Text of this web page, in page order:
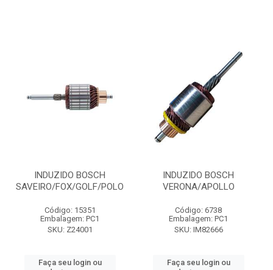
INDUZIDO BOSCH
SAVEIRO/FOX/GOLF/POLO
Código: 15351
Embalagem: PC1
SKU: Z24001
Faça seu login ou
INDUZIDO BOSCH
VERONA/APOLLO
Código: 6738
Embalagem: PC1
SKU: IM82666
Faça seu login ou